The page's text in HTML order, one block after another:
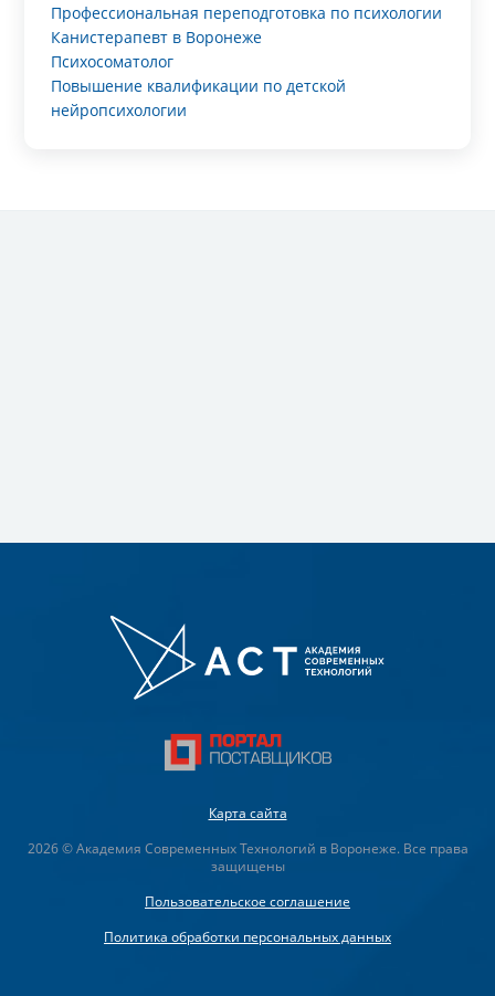
Профессиональная переподготовка по психологии
Канистерапевт в Воронеже
Психосоматолог
Повышение квалификации по детской
нейропсихологии
Карта сайта
2026 © Академия Современных Технологий в Воронеже. Все права
защищены
Пользовательское соглашение
Политика обработки персональных данных